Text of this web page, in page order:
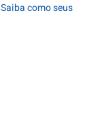
Saiba como seus